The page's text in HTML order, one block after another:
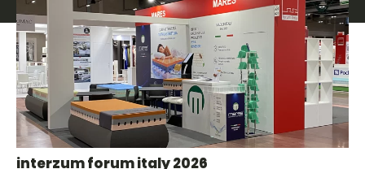
Collettive
interzum forum italy 2026